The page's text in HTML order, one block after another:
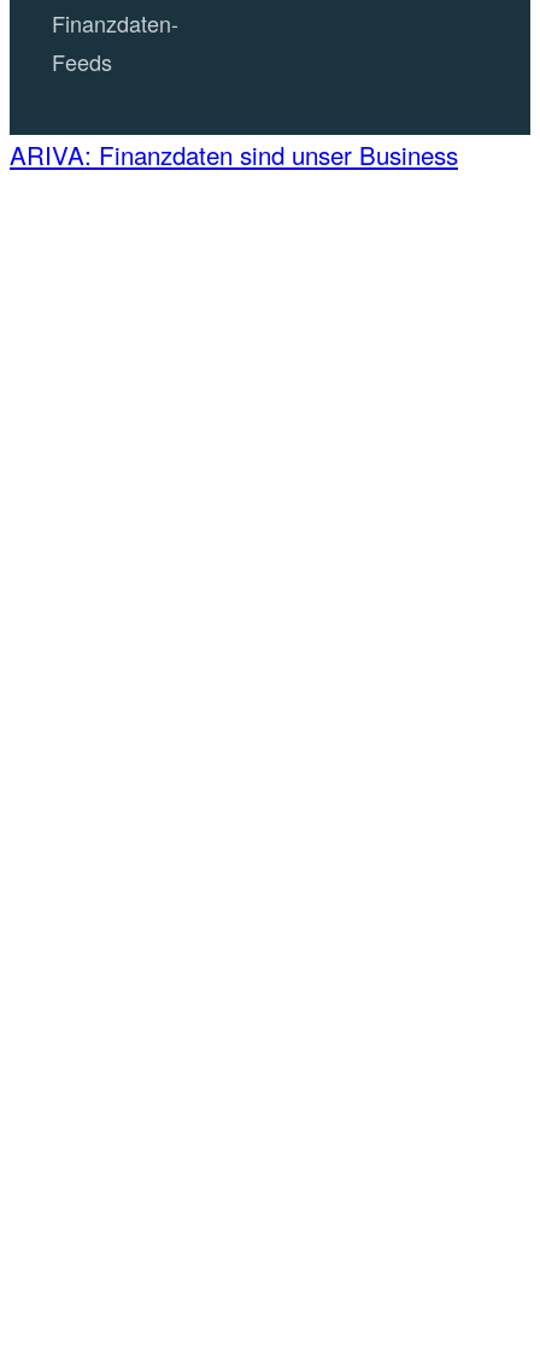
Finanzdaten-
Feeds
ARIVA: Finanzdaten sind unser Business